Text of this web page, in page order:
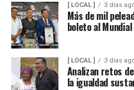
[ LOCAL ] 3 días
Más de mil
boleto al Mundial
[ LOCAL ] 3 días
Analizan retos
la igualdad